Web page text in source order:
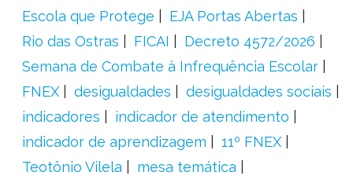
Escola que Protege
EJA Portas Abertas
Rio das Ostras
FICAI
Decreto 4572/2026
Semana de Combate à Infrequência Escolar
FNEX
desigualdades
desigualdades sociais
indicadores
indicador de atendimento
indicador de aprendizagem
11º FNEX
Teotônio Vilela
mesa temática